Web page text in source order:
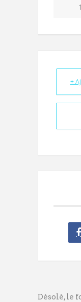
+
Désolé, le